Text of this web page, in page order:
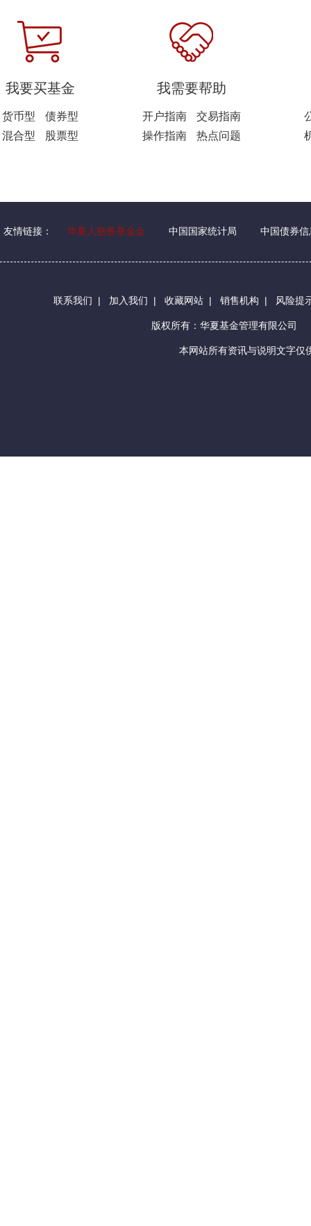
我要买基金
货币型
债券型
混合型
股票型
我需要帮助
开户指南
交易指南
操作指南
热点问题
友情链接： 华夏人慈善基金会 中国国家统计局 中国债券信
联系我们 | 加入我们 | 收藏网站 | 销售机构 | 风险提
版权所有：华夏基金管理有限公司
本网站所有资讯与说明文字仅